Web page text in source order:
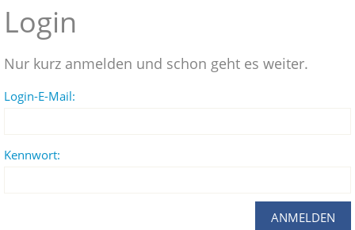
Login
Nur kurz anmelden und schon geht es weiter.
Login-E-Mail:
Kennwort: